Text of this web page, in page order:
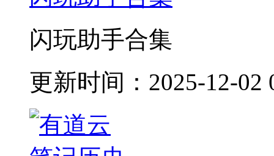
闪玩助手合集
更新时间： 2025-12-02